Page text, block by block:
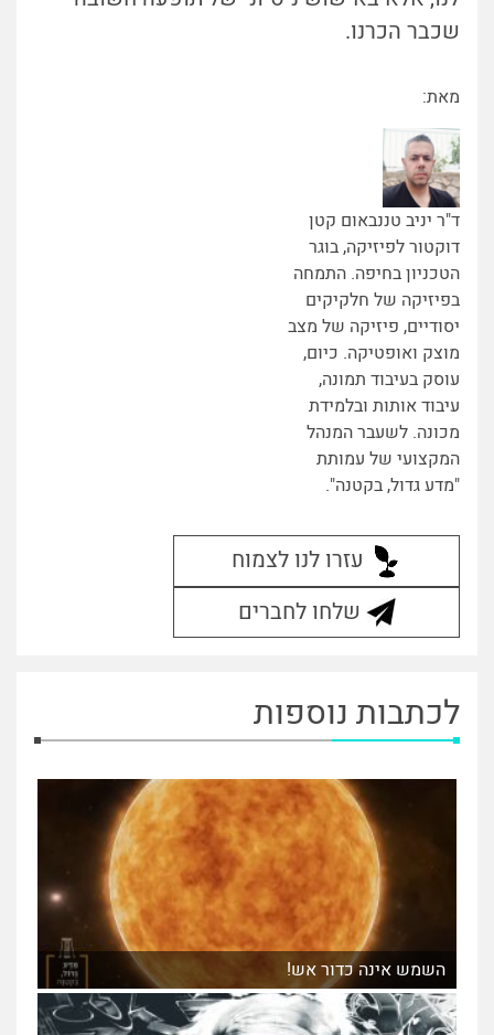
שכבר הכרנו.
מאת:
ד"ר יניב טננבאום קטן
דוקטור לפיזיקה, בוגר
הטכניון בחיפה. התמחה
בפיזיקה של חלקיקים
יסודיים, פיזיקה של מצב
מוצק ואופטיקה. כיום,
עוסק בעיבוד תמונה,
עיבוד אותות ובלמידת
מכונה. לשעבר המנהל
המקצועי של עמותת
"מדע גדול, בקטנה".
עזרו לנו לצמוח
שלחו לחברים
לכתבות נוספות
השמש אינה כדור אש!